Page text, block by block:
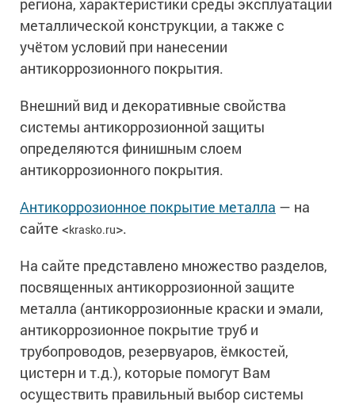
региона, характеристики среды эксплуатации
металлической конструкции, а также с
учётом условий при нанесении
антикоррозионного покрытия.
Внешний вид и декоративные свойства
системы антикоррозионной защиты
определяются финишным слоем
антикоррозионного покрытия.
Антикоррозионное покрытие металла — на
сайте <krasko.ru>.
На сайте представлено множество разделов,
посвященных антикоррозионной защите
металла (антикоррозионные краски и эмали,
антикоррозионное покрытие труб и
трубопроводов, резервуаров, ёмкостей,
цистерн и т.д.), которые помогут Вам
осуществить правильный выбор системы